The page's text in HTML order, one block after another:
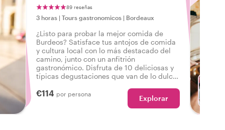
89 reseñas
3 horas | Tours gastronomicos | Bordeaux
¿Listo para probar la mejor comida de
Burdeos? Satisface tus antojos de comida
y cultura local con lo más destacado del
camino, junto con un anfitrión
gastronómico. Disfruta de 10 deliciosas y
típicas degustaciones que van de lo dulce
sabroso tour gastronómico por Burdeos.
€114 por persona Explorar